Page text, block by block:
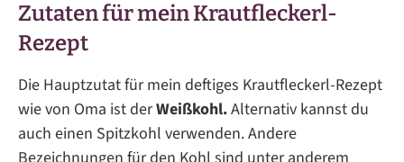
Zutaten für mein Krautfleckerl-
Rezept
Die Hauptzutat für mein deftiges Krautfleckerl-Rezept
wie von Oma ist derWeißkohl.Alternativ kannst du
auch einen Spitzkohl verwenden. Andere